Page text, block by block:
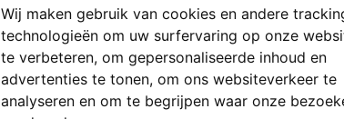
Wij maken gebruik van cookies en andere
technologieën om uw surfervaring op onze
te verbeteren, om gepersonaliseerde inhoud en
advertenties te tonen, om ons websiteverkeer te
analyseren en om te begrijpen waar onze
kleur
glastype